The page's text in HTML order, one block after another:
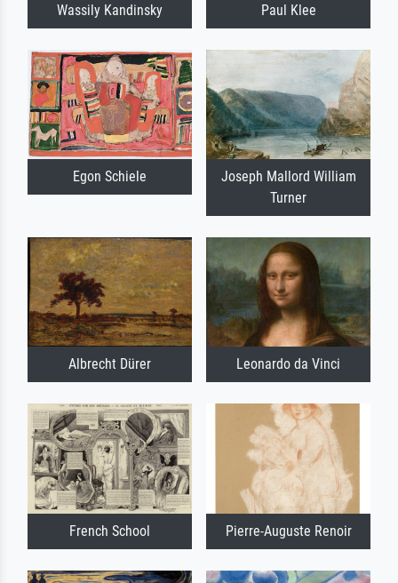
Wassily Kandinsky Paul Klee
Egon Schiele
Joseph Mallord William
Turner
Albrecht Dürer Leonardo da Vinci
French School Pierre-Auguste Renoir